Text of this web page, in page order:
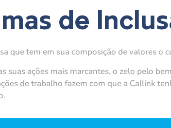
de
que tem em sua composição de valores o
suas ações mais marcantes, o zelo pelo
de trabalho fazem com que a Callink